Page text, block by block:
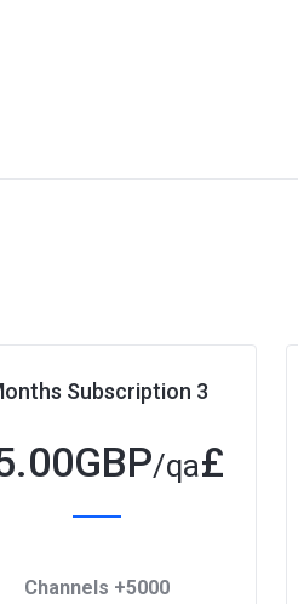
3 Months Subscription
£
/qa
5000+ Channels